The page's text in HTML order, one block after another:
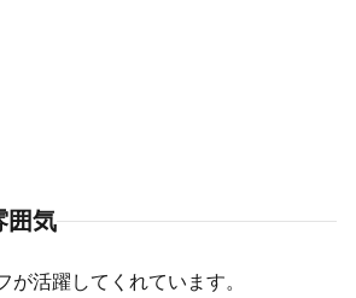
囲気
が活躍してくれています。